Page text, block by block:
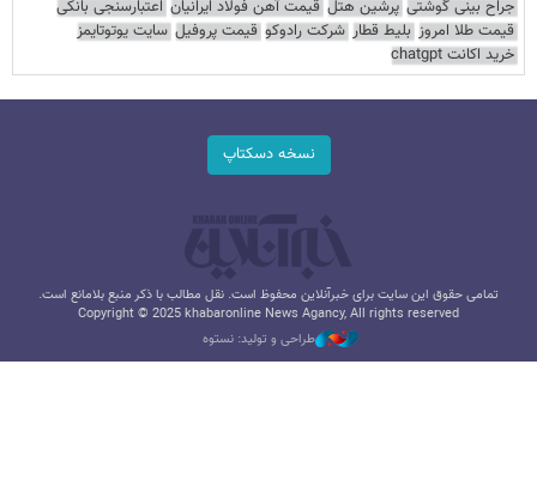
جراح بینی گوشتی پرشین هتل قیمت آهن فولاد ایرانیان اعتبارسنجی بانکی
قیمت طلا امروز بلیط قطار شرکت رادوکو قیمت پروفیل سایت یوتوتایمز
خرید اکانت chatgpt
نسخه دسکتاپ
تمامی حقوق این سایت برای خبرآنلاین محفوظ است. نقل مطالب با ذکر منبع بلامانع است.
Copyright © 2025 khabaronline News Agancy, All rights reserved
طراحی و تولید: نستوه